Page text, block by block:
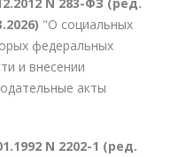
"О социальных
федеральных
и внесении
акты
N 2202-1 (ред.